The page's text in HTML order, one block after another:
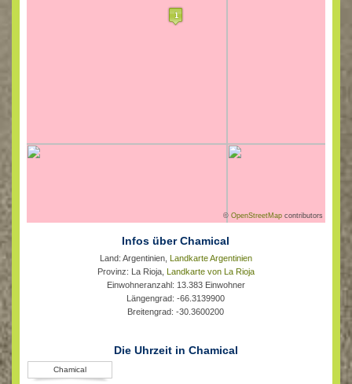
©OpenStreetMap contributors
Infos über Chamical
Land: Argentinien, Landkarte Argentinien
Provinz: La Rioja, Landkarte von La Rioja
Einwohneranzahl: 13.383 Einwohner
Längengrad: -66.3139900
Breitengrad: -30.3600200
Die Uhrzeit in Chamical
Chamical